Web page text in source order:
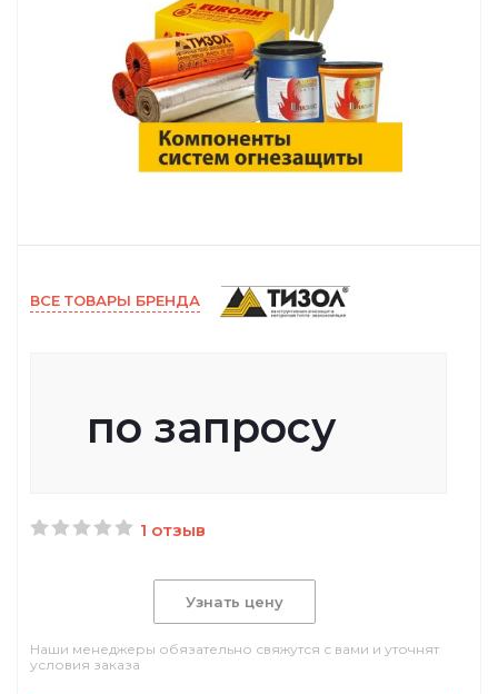
ВСЕ ТОВАРЫ БРЕНДА
по запросу
1 отзыв
Узнать цену
Наши менеджеры обязательно свяжутся с вами и уточнят
условия заказа